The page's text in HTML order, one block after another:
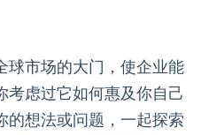
球市场的大门，使企业能
考虑过它如何惠及你自己
的想法或问题，一起探索